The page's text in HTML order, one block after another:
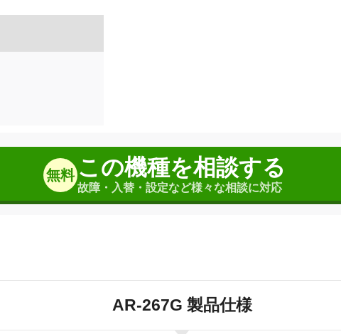
無料この機種を相談する
故障・入替・設定など様々な相談に対応
AR-267G 製品仕様